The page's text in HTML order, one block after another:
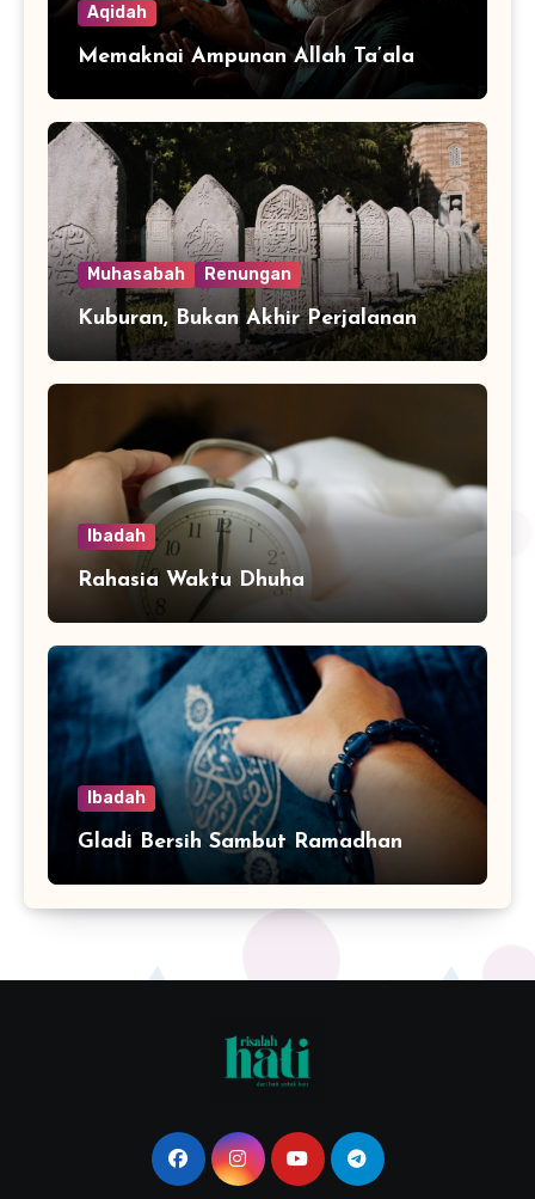
Aqidah
Memaknai Ampunan Allah Ta’ala
Muhasabah Renungan
Kuburan, Bukan Akhir Perjalanan
Ibadah
Rahasia Waktu Dhuha
Ibadah
Gladi Bersih Sambut Ramadhan